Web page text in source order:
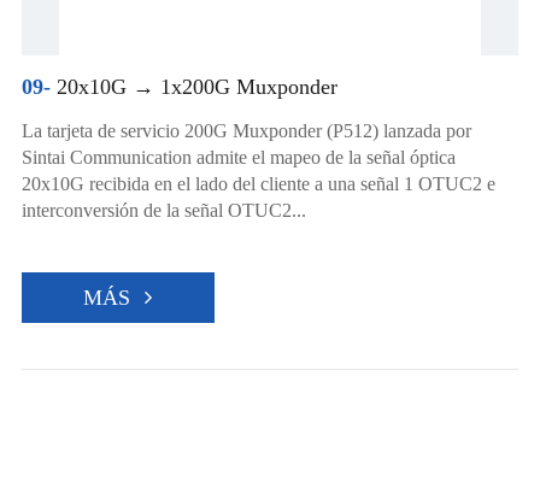
09-20x10G → 1x200G Muxponder
La tarjeta de servicio 200G Muxponder (P512) lanzada por
Sintai Communication admite el mapeo de la señal óptica
20x10G recibida en el lado del cliente a una señal 1 OTUC2 e
interconversión de la señal OTUC2...
MÁS